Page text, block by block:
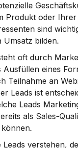
Produkt oder Ihrer
sind
bilden.
oft durch
Ausfüllen eines
Teilnahme an
Leads ist
Leads
als Sales-
verstehen,